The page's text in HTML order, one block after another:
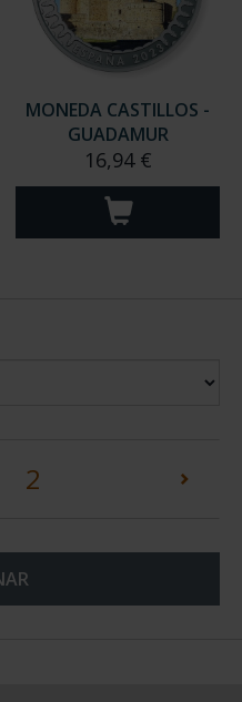
MONEDA CASTILLOS -
GUADAMUR
16,94 €
2